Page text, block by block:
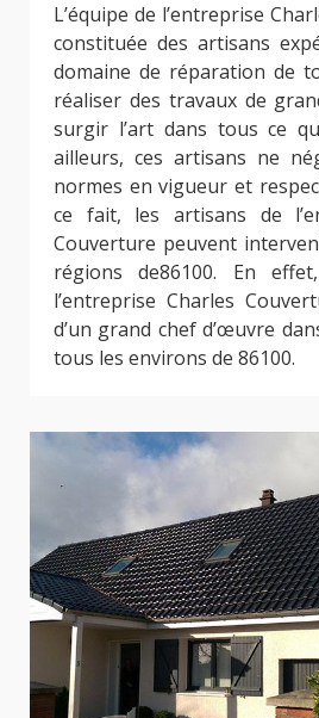
L’équipe de l’entreprise
constituée des artisans
domaine de réparation de
réaliser des travaux de
surgir l’art dans tous ce
ailleurs, ces artisans ne
normes en vigueur et
ce fait, les artisans de
Couverture peuvent
régions de86100. En
l’entreprise Charles
d’un grand chef d’œuvre
tous les environs de 86100.